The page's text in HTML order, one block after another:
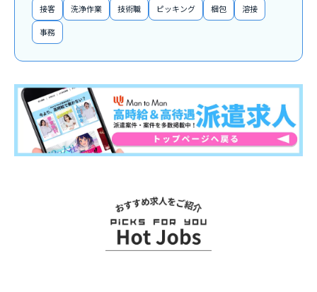
接客 洗浄作業 技術職 ピッキング 梱包 溶接
事務